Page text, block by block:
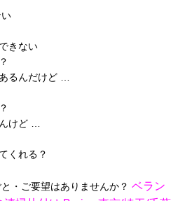
きない
るんだけど …
けど …
くれる？
・ご要望はありませんか？ ベラン